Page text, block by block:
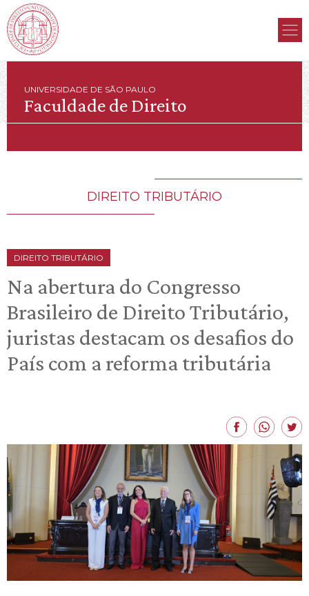
UNIVERSIDADE DE SÃO PAULO
Faculdade de Direito
DIREITO TRIBUTÁRIO
DIREITO TRIBUTÁRIO
Na abertura do Congresso
Brasileiro de Direito Tributário,
juristas destacam os desafios do
País com a reforma tributária